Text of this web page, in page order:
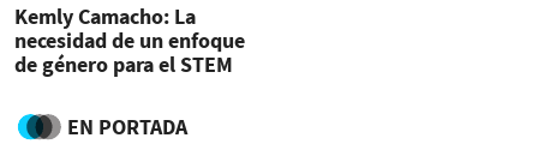
Kemly Camacho: La
necesidad de un enfoque
de género para el STEM
EN PORTADA